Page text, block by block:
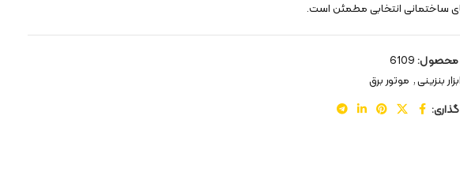
ساختمانی انتخابی مطمئن است.
محصول:6109
ابزار بنزینی, موتور برق